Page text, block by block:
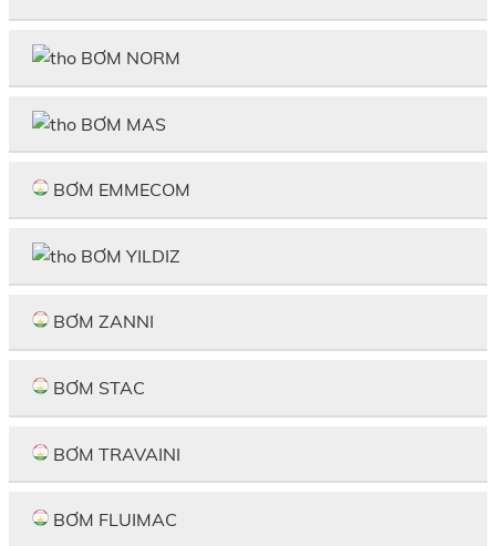
BƠM NORM
BƠM MAS
BƠM EMMECOM
BƠM YILDIZ
BƠM ZANNI
BƠM STAC
BƠM TRAVAINI
BƠM FLUIMAC